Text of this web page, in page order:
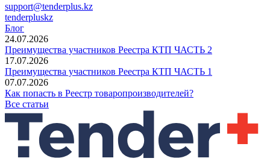
support@tenderplus.kz
tenderpluskz
Блог
24.07.2026
Преимущества участников Реестра КТП ЧАСТЬ 2
17.07.2026
Преимущества участников Реестра КТП ЧАСТЬ 1
07.07.2026
Как попасть в Реестр товаропроизводителей?
Все статьи